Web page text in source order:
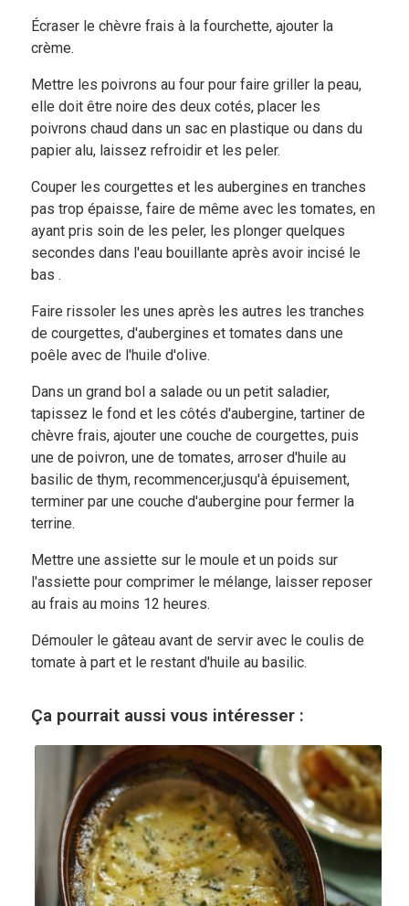
Écraser le chèvre frais à la fourchette, ajouter la
crème.
Mettre les poivrons au four pour faire griller la peau,
elle doit être noire des deux cotés, placer les
poivrons chaud dans un sac en plastique ou dans du
papier alu, laissez refroidir et les peler.
Couper les courgettes et les aubergines en tranches
pas trop épaisse, faire de même avec les tomates, en
ayant pris soin de les peler, les plonger quelques
secondes dans l'eau bouillante après avoir incisé le
bas .
Faire rissoler les unes après les autres les tranches
de courgettes, d'aubergines et tomates dans une
poêle avec de l'huile d'olive.
Dans un grand bol a salade ou un petit saladier,
tapissez le fond et les côtés d'aubergine, tartiner de
chèvre frais, ajouter une couche de courgettes, puis
une de poivron, une de tomates, arroser d'huile au
basilic de thym, recommencer,jusqu'à épuisement,
terminer par une couche d'aubergine pour fermer la
terrine.
Mettre une assiette sur le moule et un poids sur
l'assiette pour comprimer le mélange, laisser reposer
au frais au moins 12 heures.
Démouler le gâteau avant de servir avec le coulis de
tomate à part et le restant d'huile au basilic.
Ça pourrait aussi vous intéresser :